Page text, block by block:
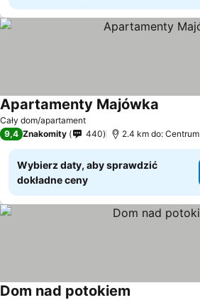
Cały dom/apartament
Apartamenty Majówka
9,4 Znakomity 440 2.4 km do: Centrum
Wybierz daty, aby sprawdzić
dokładne ceny
Dom nad potokiem